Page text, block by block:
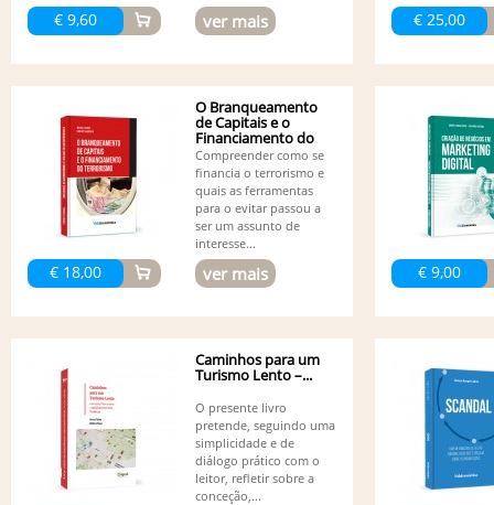
€ 9,60 ver mais € 25,00
€ 18,00
O Branqueamento
de Capitais e o
Financiamento do
Terrorismo
Compreender como se
financia o terrorismo e
quais as ferramentas
para o evitar passou a
ser um assunto de
interesse...
ver mais € 9,00
Caminhos para um
Turismo Lento –...
O presente livro
pretende, seguindo uma
simplicidade e de
diálogo prático com o
leitor, refletir sobre a
conceção,...